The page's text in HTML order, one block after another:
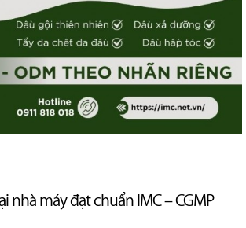
nhà máy đạt chuẩn IMC – CGMP